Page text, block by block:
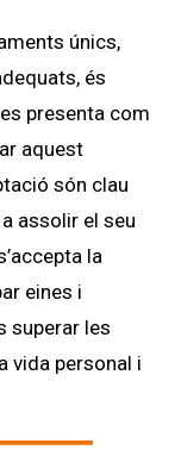
únics,
és
es presenta com
aquest
són clau
assolir el seu
la
eines i
superar les
vida personal i